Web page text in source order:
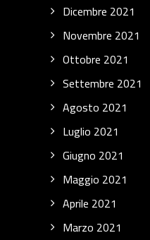
Dicembre 2021
Novembre 2021
Ottobre 2021
Settembre 2021
Agosto 2021
Luglio 2021
Giugno 2021
Maggio 2021
Aprile 2021
Marzo 2021